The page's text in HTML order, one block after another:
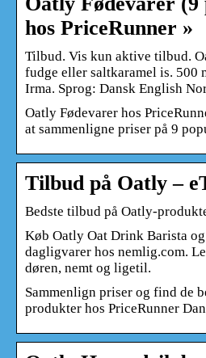
hos PriceRunner »
Tilbud. Vis kun aktive tilbud.
fudge eller saltkaramel is. 500
Irma. Sprog: Dansk English
Oatly Fødevarer hos
at sammenligne priser på 9
Tilbud på Oatly –
Bedste tilbud på Oatly-
Køb Oatly Oat Drink Barista
dagligvarer hos nemlig.com.
døren, nemt og ligetil.
Sammenlign priser og find de
produkter hos PriceRunner